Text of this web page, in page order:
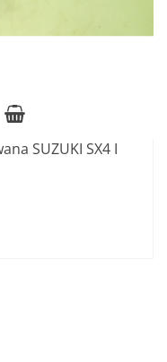
SUZUKI SX4 I